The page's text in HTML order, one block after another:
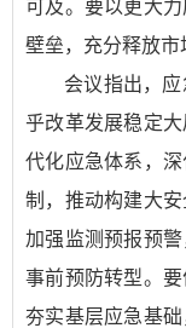
可及。要以更大
壁垒，充分释放市
会议指出，
乎改革发展稳定
代化应急体系，
制，推动构建大安
加强监测预报预
事前预防转型。要
夯实基层应急基